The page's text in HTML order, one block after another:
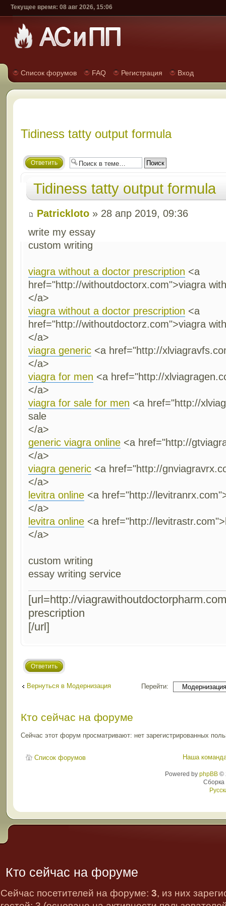
Текущее время: 08 авг 2026, 15:06
Список форумов FAQ Регистрация Вход
Tidiness tatty output formula
Ответить
Tidiness tatty output formula
Patrickloto» 28 апр 2019, 09:36
write my essay
custom writing
viagra without a doctor prescription <a
href="http://withoutdoctorx.com">viagra
</a>
viagra without a doctor prescription <a
href="http://withoutdoctorz.com">viagra
</a>
viagra generic<a href="http://
</a>
viagra for men <a href="http://
</a>
viagra for sale for men <a href="http://
sale
</a>
generic viagra online<a href="http://
</a>
viagra generic<a href="http://
</a>
levitra online<a href="http://
</a>
levitra online<a href="http://
</a>
custom writing
essay writing service
[url=http://
prescription
[/url]
Ответить
Вернуться в Модернизация Перейти:
Кто сейчас на форуме
Сейчас этот форум просматривают: нет зарегистрированных
Список форумов Наша
Powered by phpBB©
Кто сейчас на форуме
Сейчас посетителей на форуме: 3, из них